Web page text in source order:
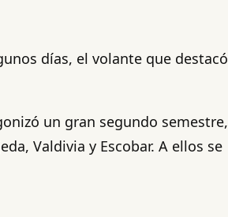
días, el volante que destacó
un gran segundo semestre,
Valdivia y Escobar. A ellos se